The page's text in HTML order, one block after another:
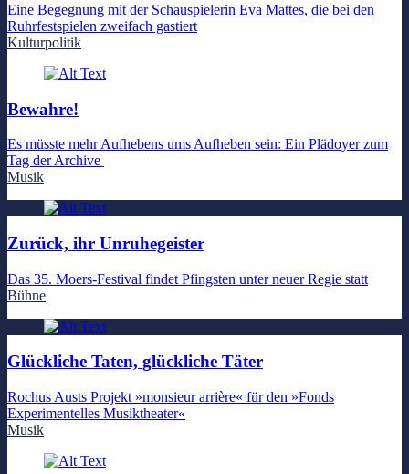
Eine Begegnung mit der Schauspielerin Eva Mattes, die bei den
Ruhrfestspielen zweifach gastiert
Kulturpolitik
Bewahre!
Es müsste mehr Aufhebens ums Aufheben sein: Ein Plädoyer zum
Tag der Archive
Musik
Zurück, ihr Unruhegeister
Das 35. Moers-Festival findet Pfingsten unter neuer Regie statt
Bühne
Glückliche Taten, glückliche Täter
Rochus Austs Projekt »monsieur arrière« für den »Fonds
Experimentelles Musiktheater«
Musik